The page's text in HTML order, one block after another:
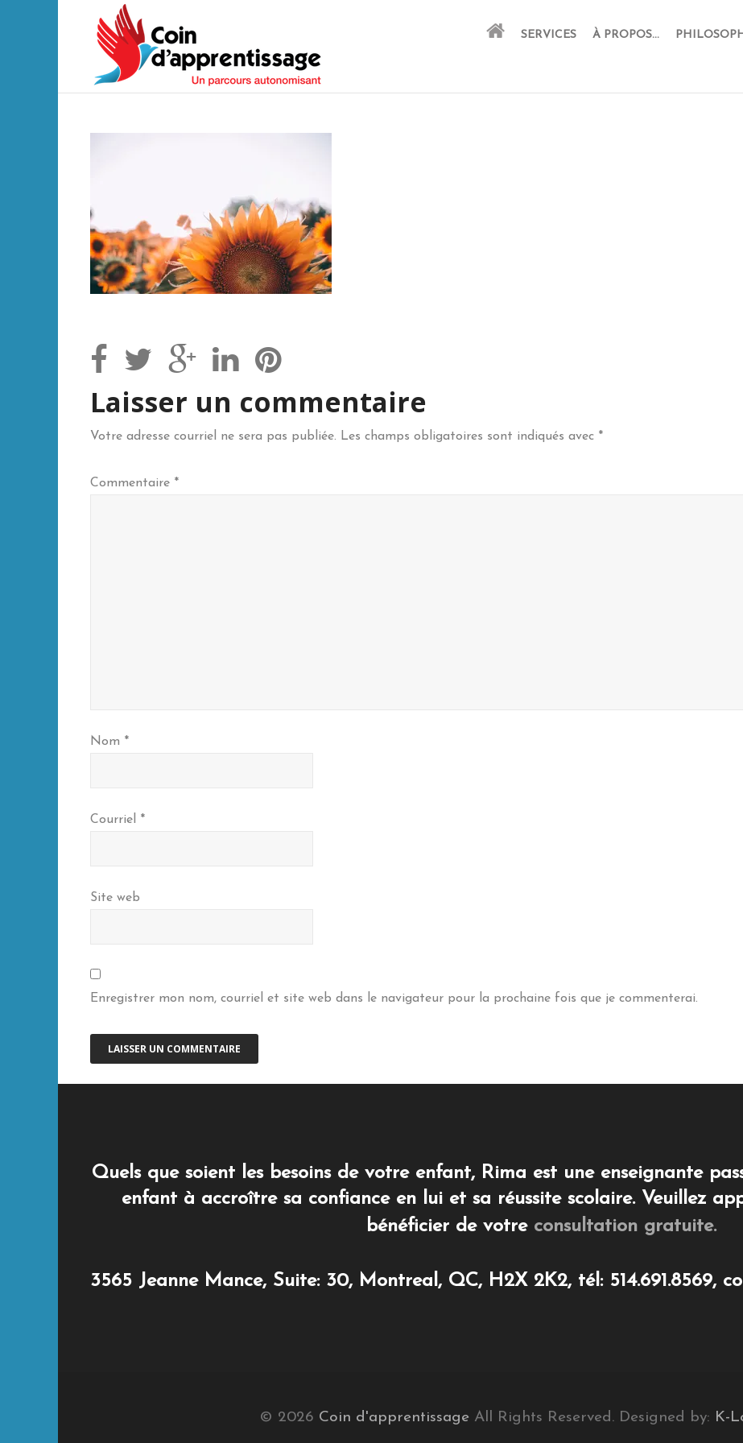
SERVICES À PROPOS…
Laisser un commentaire
Votre adresse courriel ne sera pas publiée. Les champs obligatoires sont indiqués avec *
Commentaire *
Nom *
Courriel *
Site web
Enregistrer mon nom, courriel et site web dans le navigateur pour la prochaine fois que je commenterai.
Quels que soient les besoins de votre enfant, Rima est une enseignante
enfant à accroître sa confiance en lui et sa réussite scolaire. Veuillez
bénéficier de votre consultation gratuite.
3565 Jeanne Mance, Suite: 30, Montreal, QC, H2X 2K2, tél: 514.691.8569,
© 2026 Coin d'apprentissage All Rights Reserved. Designed by: K-